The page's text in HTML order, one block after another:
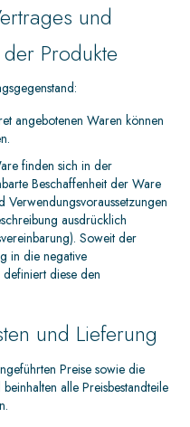
und
Produkte
angebotenen Waren können
finden sich in der
Beschaffenheit der Ware
Verwendungsvoraussetzungen
ausdrücklich
Soweit der
in die negative
diese den
und Lieferung
Preise sowie die
alle Preisbestandteile